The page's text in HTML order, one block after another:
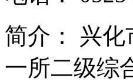
简介：
兴化
一所二级综